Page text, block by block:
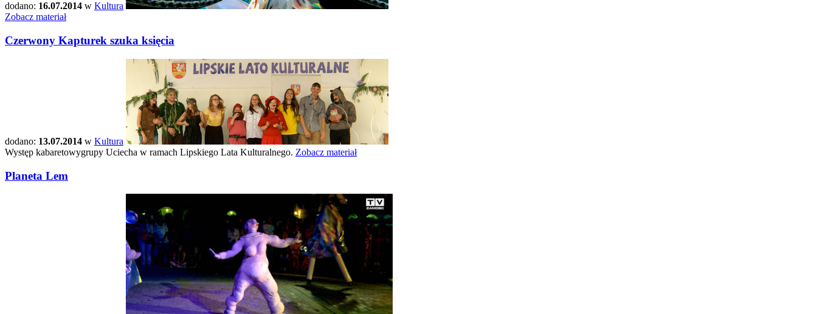
dodano: 16.07.2014 w Kultura
Zobacz materiał
Czerwony Kapturek szuka księcia
dodano: 13.07.2014 w Kultura
Występ kabaretowygrupy Uciecha w ramach Lipskiego Lata Kulturalnego. Zobacz materiał
Planeta Lem